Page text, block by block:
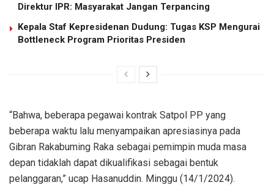
Direktur IPR: Masyarakat Jangan Terpancing
Kepala Staf Kepresidenan Dudung: Tugas KSP Mengurai
Bottleneck Program Prioritas Presiden
“Bahwa, beberapa pegawai kontrak Satpol PP yang
beberapa waktu lalu menyampaikan apresiasinya pada
Gibran Rakabuming Raka sebagai pemimpin muda masa
depan tidaklah dapat dikualifikasi sebagai bentuk
pelanggaran,” ucap Hasanuddin. Minggu (14/1/2024).